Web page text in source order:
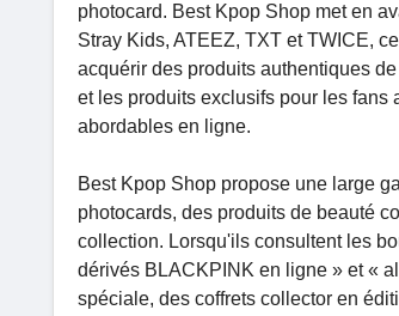
photocard. Best Kpop Shop met en
Stray Kids, ATEEZ, TXT et TWICE,
acquérir des produits authentiques
et les produits exclusifs pour les fans
abordables en ligne.
Best Kpop Shop propose une large
photocards, des produits de beauté
collection. Lorsqu'ils consultent les
dérivés BLACKPINK en ligne » et «
spéciale, des coffrets collector en